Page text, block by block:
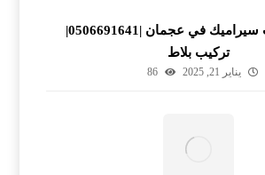
شركة تركيب سيراميك في عجمان |0506691641|
تركيب بلاط
يناير 21, 2025 86